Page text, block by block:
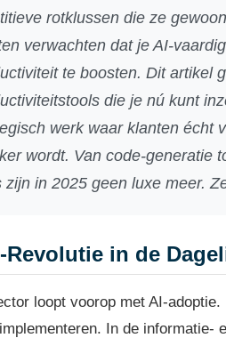
rotklussen die ze
verwachten dat je AI-
te boosten. Dit artikel
die je nú kunt
werk waar klanten écht
wordt. Van code-generatie
zijn in 2025 geen luxe meer.
Revolutie in de
loopt voorop met AI-
In de informatie-